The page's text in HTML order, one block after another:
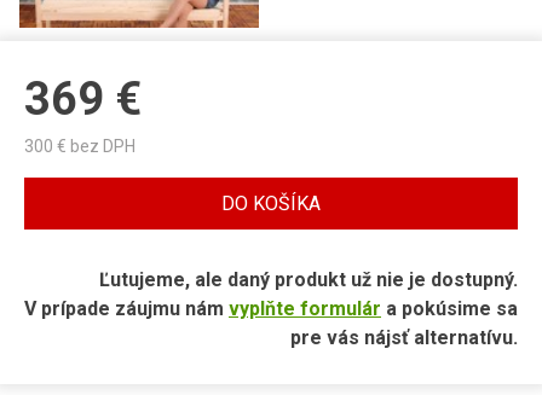
369 €
300 € bez DPH
DO KOŠÍKA
Ľutujeme, ale daný produkt už nie je dostupný.
V prípade záujmu nám vyplňte formulár a pokúsime sa
pre vás nájsť alternatívu.